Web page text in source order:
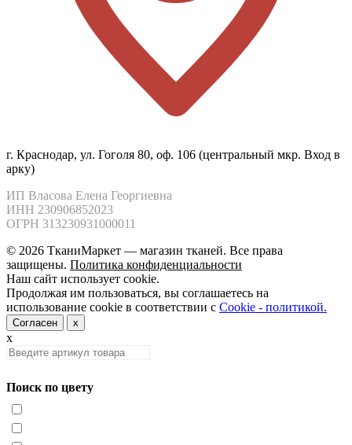
г. Краснодар, ул. Гоголя 80, оф. 106 (центральный мкр. Вход в
арку)
ИП Власова Елена Георгиевна
ИНН 230906852023
ОГРН 313230931000011
© 2026 ТканиМаркет — магазин тканей. Все права
защищены. Политика конфиденциальности
Наш сайт использует cookie.
Продолжая им пользоваться, вы соглашаетесь на
использование cookie в соответствии с Cookie - политикой.
Согласен x
x
Поиск по цвету